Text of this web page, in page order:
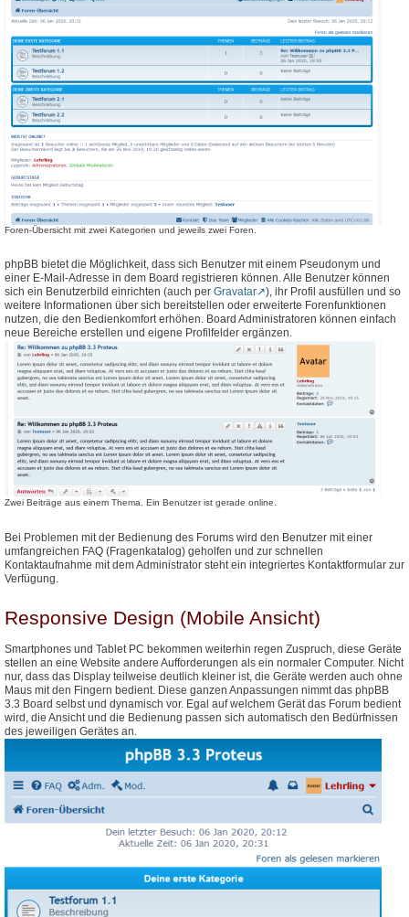
Foren-Übersicht mit zwei Kategorien und jeweils zwei Foren.
phpBB bietet die Möglichkeit, dass sich Benutzer mit einem Pseudonym und
einer E-Mail-Adresse in dem Board registrieren können. Alle Benutzer können
sich ein Benutzerbild einrichten (auch per Gravatar
), ihr Profil ausfüllen und so
weitere Informationen über sich bereitstellen oder erweiterte Forenfunktionen
nutzen, die den Bedienkomfort erhöhen. Board Administratoren können einfach
neue Bereiche erstellen und eigene Profilfelder ergänzen.
Zwei Beiträge aus einem Thema. Ein Benutzer ist gerade online.
Bei Problemen mit der Bedienung des Forums wird den Benutzer mit einer
umfangreichen FAQ (Fragenkatalog) geholfen und zur schnellen
Kontaktaufnahme mit dem Administrator steht ein integriertes Kontaktformular zur
Verfügung.
Responsive Design (Mobile Ansicht)
Smartphones und Tablet PC bekommen weiterhin regen Zuspruch, diese Geräte
stellen an eine Website andere Aufforderungen als ein normaler Computer. Nicht
nur, dass das Display teilweise deutlich kleiner ist, die Geräte werden auch ohne
Maus mit den Fingern bedient. Diese ganzen Anpassungen nimmt das phpBB
3.3 Board selbst und dynamisch vor. Egal auf welchem Gerät das Forum bedient
wird, die Ansicht und die Bedienung passen sich automatisch den Bedürfnissen
des jeweiligen Gerätes an.